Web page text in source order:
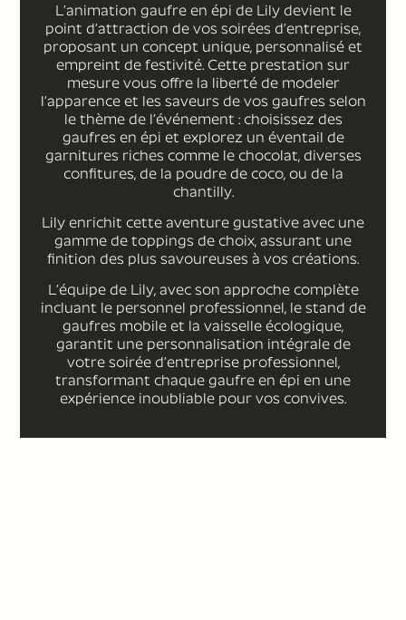
L’animation gaufre en épi de Lily devient le
point d’attraction de vos soirées d’entreprise,
proposant un concept unique, personnalisé et
empreint de festivité. Cette prestation sur
mesure vous offre la liberté de modeler
l’apparence et les saveurs de vos gaufres selon
le thème de l’événement : choisissez des
gaufres en épi et explorez un éventail de
garnitures riches comme le chocolat, diverses
confitures, de la poudre de coco, ou de la
chantilly.
Lily enrichit cette aventure gustative avec une
gamme de toppings de choix, assurant une
finition des plus savoureuses à vos créations.
L’équipe de Lily, avec son approche complète
incluant le personnel professionnel, le stand de
gaufres mobile et la vaisselle écologique,
garantit une personnalisation intégrale de
votre soirée d’entreprise professionnel,
transformant chaque gaufre en épi en une
expérience inoubliable pour vos convives.